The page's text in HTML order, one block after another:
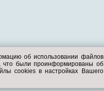
об использовании файлов
что были проинформированы об
cookies в настройках Вашего